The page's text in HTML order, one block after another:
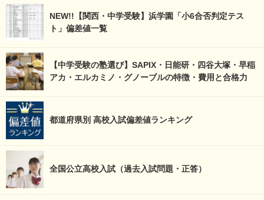
NEW!!【関西・中学受験】浜学園「小6合否判定テス
ト」偏差値一覧
【中学受験の塾選び】SAPIX・日能研・四谷大塚・早稲
アカ・エルカミノ・グノーブルの特徴・費用と合格力
都道府県別 高校入試偏差値ランキング
全国公立高校入試（過去入試問題・正答）